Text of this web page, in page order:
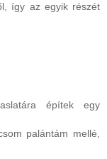
így az egyik részét
építek egy
palántám mellé,